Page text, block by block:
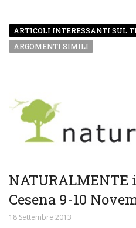
ARTICOLI INTERESSANTI SUL
ARGOMENTI SIMILI
NATURALMENTE
Cesena 9-10
18 Settembre 2013